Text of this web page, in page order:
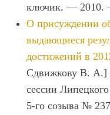
ключик. — 2010.
О присуждении
выдающиеся
достижений в
Сдвижкову В. А.]
сессии
5-го созыва №